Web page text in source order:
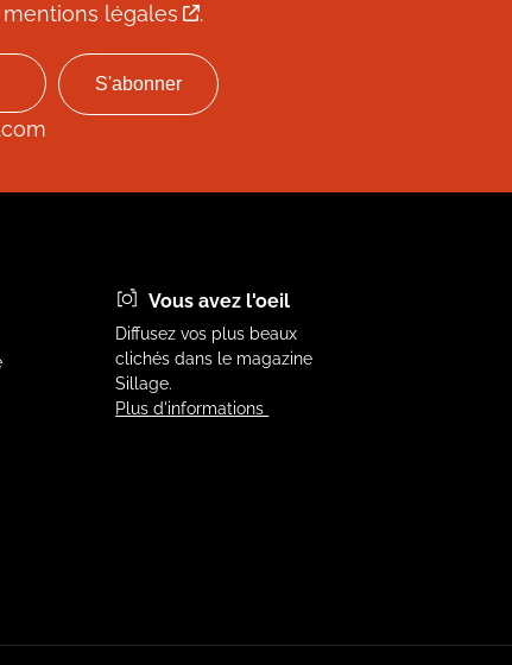
mentions légales .
Vous avez l'oeil
Diffusez vos plus beaux
clichés dans le magazine
Sillage.
Plus d'informations